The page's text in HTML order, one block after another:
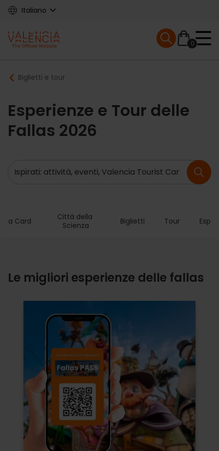
Skip
content
Italiano
Main
navigation
0
Mobile menu
Breadcrumb
Biglietti e tour
Esperienze e Tour delle
Fallas 2026
Ricerca
Card
Città della
Scienza
Biglietti Tour
Le migliori esperienze delle fallas